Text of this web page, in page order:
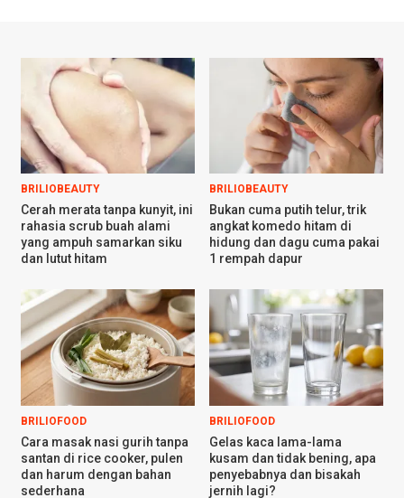
BRILIOBEAUTY
Cerah merata tanpa kunyit, ini
rahasia scrub buah alami
yang ampuh samarkan siku
dan lutut hitam
BRILIOBEAUTY
Bukan cuma putih telur, trik
angkat komedo hitam di
hidung dan dagu cuma pakai
1 rempah dapur
BRILIOFOOD
Cara masak nasi gurih tanpa
santan di rice cooker, pulen
dan harum dengan bahan
sederhana
BRILIOFOOD
Gelas kaca lama-lama
kusam dan tidak bening, apa
penyebabnya dan bisakah
jernih lagi?